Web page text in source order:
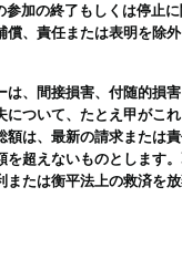
加の終了もしくは停止
、責任または表明を除
、間接損害、付随的損
ついて、たとえ甲がこ
は、最新の請求または
超えないものとします
たは衡平法上の救済を